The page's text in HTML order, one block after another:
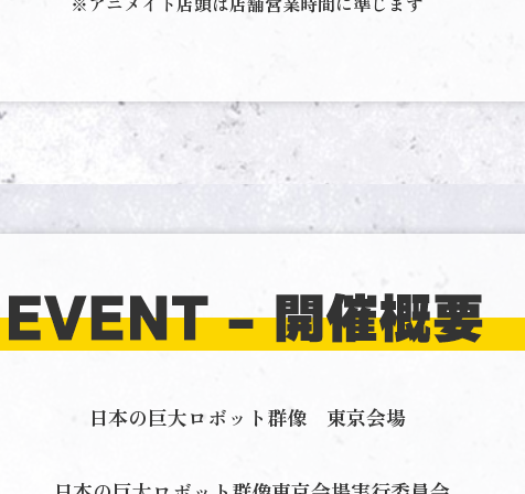
日本の巨大ロボット群像 東京会場